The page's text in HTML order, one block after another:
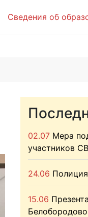
Сведения об
02.07 Мера
участников
24.06
15.06